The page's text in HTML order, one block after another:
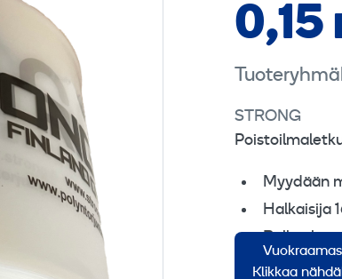
STRONG
Myydään
Halkaisija
Rullan
Muovin
Klikkaa